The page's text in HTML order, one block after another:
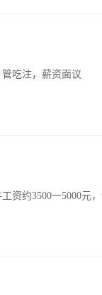
吃注，薪资面议
资约3500一5000元